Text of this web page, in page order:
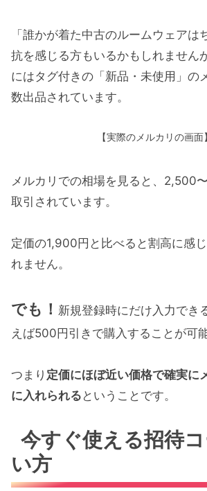
「誰かが着た中古のルームウェア
抗を感じる方もいるかもしれません
にはタグ付きの「新品・未使用」の
数出品されています。
【実際のメルカリの画面】
メルカリでの相場を見ると、2,500
取引されています。
定価の1,900円と比べると割高に感
れません。
でも！ 新規登録時にだけ入力でき
えば500円引きで購入することが可能
つまり 定価にほぼ近い価格で確実に
に入れられる ということです。
今すぐ使える招待
い方